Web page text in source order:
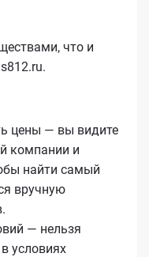
что и
цены — вы видите
компании и
найти самый
вручную
— нельзя
условиях